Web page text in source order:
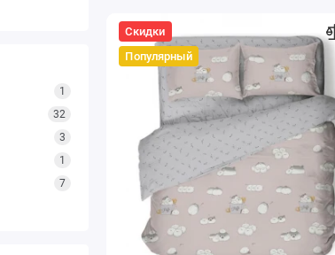
1
32
3
1
7
Скидки
Популярный